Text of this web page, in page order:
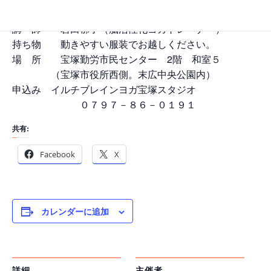
講 師 岩田郁子（脳活性化ヨガトレーナー）
持ち物 動きやすい服装でお越しください。
場 所 宝塚勤労市民センター 2階 和室５
（宝塚市役所西側。末広中央公園内）
申込み イルチブレインヨガ宝塚スタジオ
０７９７－８６－０１９１
共有:
Facebook X
カレンダーに追加